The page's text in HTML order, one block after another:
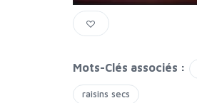
Mots-Clés associés :
raisins secs